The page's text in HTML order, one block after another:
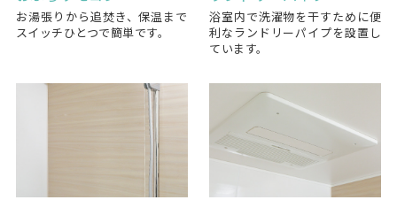
お湯張りから追焚き、保温まで
スイッチひとつで簡単です。
浴室内で洗濯物を干すために便
利なランドリーパイプを設置し
ています。